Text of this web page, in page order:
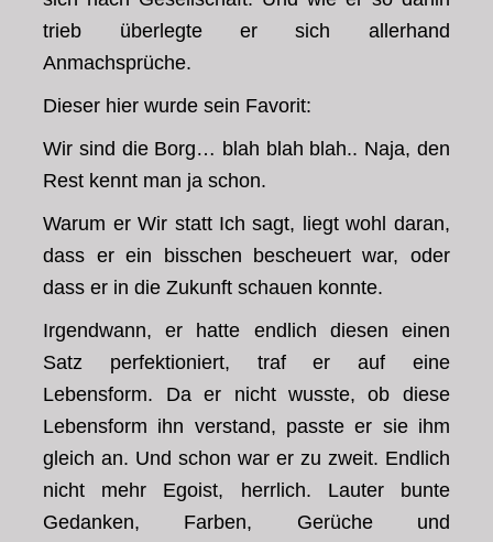
trieb überlegte er sich allerhand
Anmachsprüche.
Dieser hier wurde sein Favorit:
Wir sind die Borg… blah blah blah.. Naja, den
Rest kennt man ja schon.
Warum er Wir statt Ich sagt, liegt wohl daran,
dass er ein bisschen bescheuert war, oder
dass er in die Zukunft schauen konnte.
Irgendwann, er hatte endlich diesen einen
Satz perfektioniert, traf er auf eine
Lebensform. Da er nicht wusste, ob diese
Lebensform ihn verstand, passte er sie ihm
gleich an. Und schon war er zu zweit. Endlich
nicht mehr Egoist, herrlich. Lauter bunte
Gedanken, Farben, Gerüche und